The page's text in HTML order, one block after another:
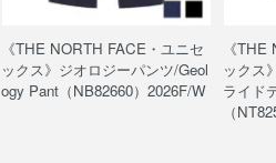
《THE NORTH FACE・ユニセ
ックス》ジオロジーパンツ/Geol
ogy Pant（NB82660）2026F/W
《
ックス
ライド
（